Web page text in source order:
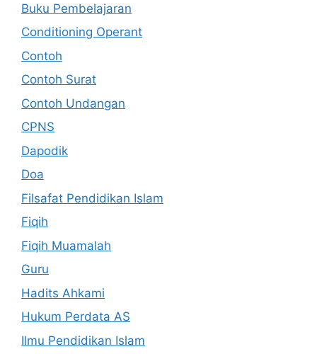
Buku Pembelajaran
Conditioning Operant
Contoh
Contoh Surat
Contoh Undangan
CPNS
Dapodik
Doa
Filsafat Pendidikan Islam
Fiqih
Fiqih Muamalah
Guru
Hadits Ahkami
Hukum Perdata AS
Ilmu Pendidikan Islam